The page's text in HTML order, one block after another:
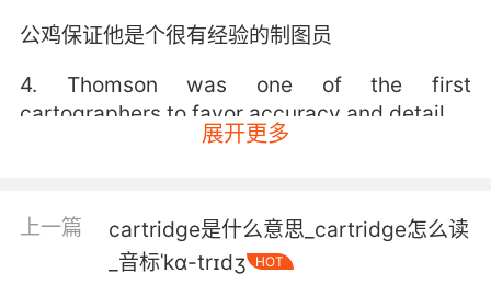
公鸡保证他是个很有经验的制图员
4. Thomson was one of the first
cartographers to favor accuracy and detail.
5. Each discovery, every war, the rise and fall
of empires, all turned on cartographic
espionage.
展开更多
上一篇
cartridge是什么意思_cartridge怎么读
_音标ˈkɑ-trɪdʒ
HOT